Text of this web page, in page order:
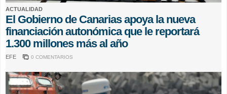
ACTUALIDAD
El Gobierno de Canarias apoya la nueva
financiación autonómica que le reportará
1.300 millones más al año
EFE 0 COMENTARIOS